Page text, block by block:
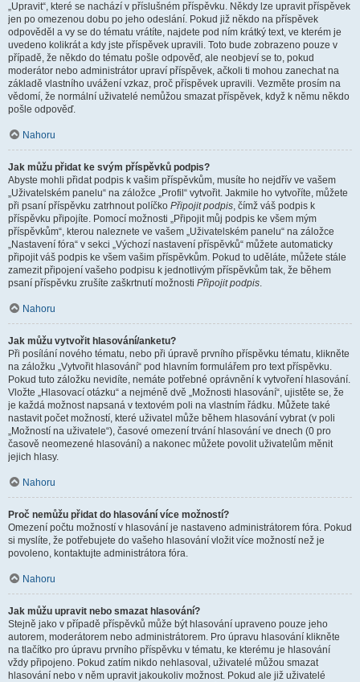
„Upravit“, které se nachází v příslušném příspěvku. Někdy lze upravit příspěvek
jen po omezenou dobu po jeho odeslání. Pokud již někdo na příspěvek
odpověděl a vy se do tématu vrátíte, najdete pod ním krátký text, ve kterém je
uvedeno kolikrát a kdy jste příspěvek upravili. Toto bude zobrazeno pouze v
případě, že někdo do tématu pošle odpověď, ale neobjeví se to, pokud
moderátor nebo administrátor upraví příspěvek, ačkoli ti mohou zanechat na
základě vlastního uvážení vzkaz, proč příspěvek upravili. Vezměte prosím na
vědomí, že normální uživatelé nemůžou smazat příspěvek, když k němu někdo
pošle odpověď.
Nahoru
Jak můžu přidat ke svým příspěvků podpis?
Abyste mohli přidat podpis k vašim příspěvkům, musíte ho nejdřív ve vašem
„Uživatelském panelu“ na záložce „Profil“ vytvořit. Jakmile ho vytvoříte, můžete
při psaní příspěvku zatrhnout políčko Připojit podpis, čímž váš podpis k
příspěvku připojíte. Pomocí možnosti „Připojit můj podpis ke všem mým
příspěvkům“, kterou naleznete ve vašem „Uživatelském panelu“ na záložce
„Nastavení fóra“ v sekci „Výchozí nastavení příspěvků“ můžete automaticky
připojit váš podpis ke všem vašim příspěvkům. Pokud to uděláte, můžete stále
zamezit připojení vašeho podpisu k jednotlivým příspěvkům tak, že během
psaní příspěvku zrušíte zaškrtnutí možnosti Připojit podpis.
Nahoru
Jak můžu vytvořit hlasování/anketu?
Při posílání nového tématu, nebo při úpravě prvního příspěvku tématu, klikněte
na záložku „Vytvořit hlasování“ pod hlavním formulářem pro text příspěvku.
Pokud tuto záložku nevidíte, nemáte potřebné oprávnění k vytvoření hlasování.
Vložte „Hlasovací otázku“ a nejméně dvě „Možnosti hlasování“, ujistěte se, že
je každá možnost napsaná v textovém poli na vlastním řádku. Můžete také
nastavit počet možností, které uživatel může během hlasování vybrat (v poli
„Možností na uživatele“), časové omezení trvání hlasování ve dnech (0 pro
časově neomezené hlasování) a nakonec můžete povolit uživatelům měnit
jejich hlasy.
Nahoru
Proč nemůžu přidat do hlasování více možností?
Omezení počtu možností v hlasování je nastaveno administrátorem fóra. Pokud
si myslíte, že potřebujete do vašeho hlasování vložit více možností než je
povoleno, kontaktujte administrátora fóra.
Nahoru
Jak můžu upravit nebo smazat hlasování?
Stejně jako v případě příspěvků může být hlasování upraveno pouze jeho
autorem, moderátorem nebo administrátorem. Pro úpravu hlasování klikněte
na tlačítko pro úpravu prvního příspěvku v tématu, ke kterému je hlasování
vždy připojeno. Pokud zatím nikdo nehlasoval, uživatelé můžou smazat
hlasování nebo v něm upravit jakoukoliv možnost. Pokud ale již uživatelé